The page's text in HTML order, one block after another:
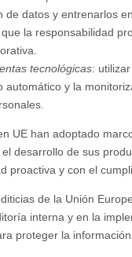
de datos y entrenarlos
la responsabilidad
tecnológicas:
automático y la
UE han adoptado
desarrollo de sus
proactiva y con el
de la Unión
interna y en la
proteger la